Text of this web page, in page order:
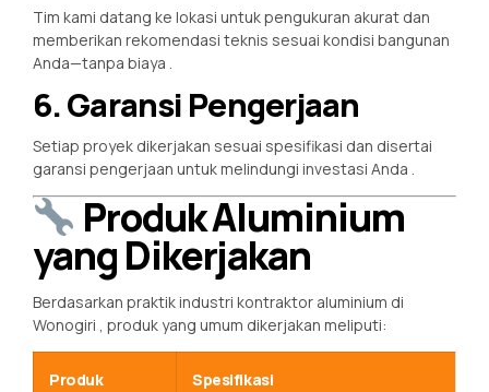
Tim kami datang ke lokasi untuk pengukuran akurat dan
memberikan rekomendasi teknis sesuai kondisi bangunan
Anda—tanpa biaya
6. Garansi Pengerjaan
Setiap proyek dikerjakan sesuai spesifikasi dan disertai
garansi pengerjaan untuk melindungi investasi Anda
Produk Aluminium
yang Dikerjakan
Berdasarkan praktik industri kontraktor aluminium di
Wonogiri , produk yang umum dikerjakan meliputi:
Produk Spesifikasi